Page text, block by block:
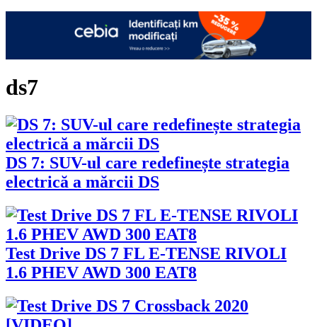
ds7
DS 7: SUV-ul care redefinește strategia
electrică a mărcii DS
Test Drive DS 7 FL E-TENSE RIVOLI
1.6 PHEV AWD 300 EAT8